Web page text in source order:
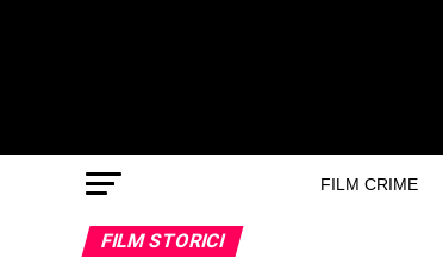
FILM CRIME
FILM STORICI